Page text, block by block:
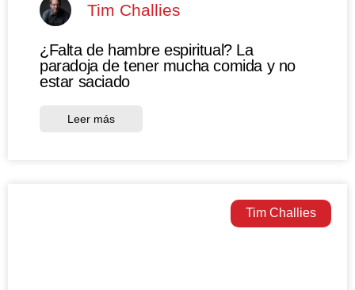
Tim Challies
¿Falta de hambre espiritual? La
paradoja de tener mucha comida y no
estar saciado
Leer más
Tim Challies